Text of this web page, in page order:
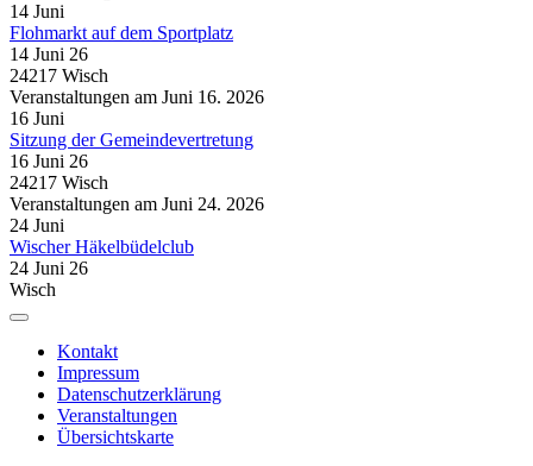
14 Juni
Flohmarkt auf dem Sportplatz
14 Juni 26
24217 Wisch
Veranstaltungen am Juni 16. 2026
16 Juni
Sitzung der Gemeindevertretung
16 Juni 26
24217 Wisch
Veranstaltungen am Juni 24. 2026
24 Juni
Wischer Häkelbüdelclub
24 Juni 26
Wisch
Kontakt
Impressum
Datenschutzerklärung
Veranstaltungen
Übersichtskarte